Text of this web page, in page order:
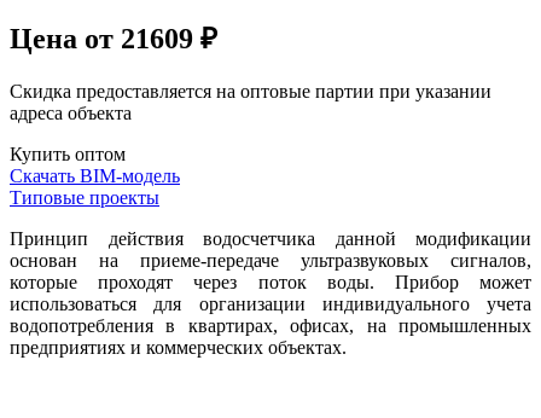
Цена от 21609 ₽
Скидка предоставляется на оптовые партии при указании
адреса объекта
Купить оптом
Скачать BIM-модель
Типовые проекты
Принцип действия водосчетчика данной модификации
основан на приеме-передаче ультразвуковых сигналов,
которые проходят через поток воды. Прибор может
использоваться для организации индивидуального учета
водопотребления в квартирах, офисах, на промышленных
предприятиях и коммерческих объектах.